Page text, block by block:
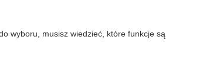
wyboru, musisz wiedzieć, które funkcje są